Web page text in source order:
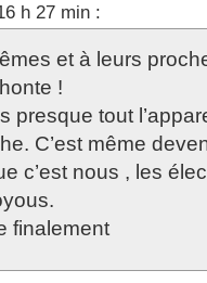
h 27 min :
et à leurs
!
presque tout
C’est même
c’est nous , les
finalement